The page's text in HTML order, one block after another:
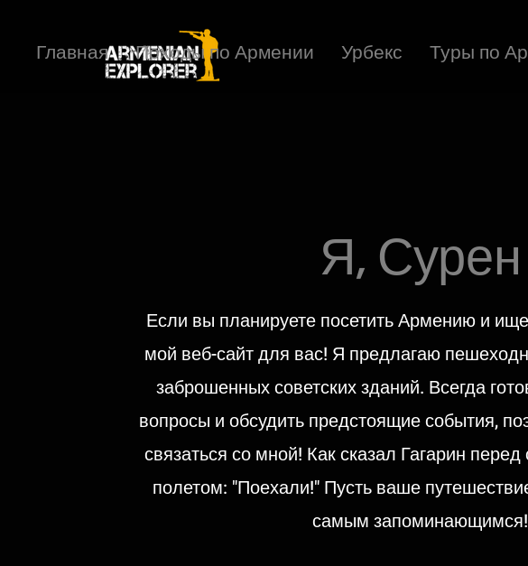
Главная Походы по Армении Урбекс Туры по
Я, Сурен
Если вы планируете посетить Армению и
мой веб-сайт для вас! Я предлагаю
заброшенных советских зданий. Всегда
вопросы и обсудить предстоящие события,
связаться со мной! Как сказал Гагарин
полетом: "Поехали!" Пусть ваше
самым запоминающимся!